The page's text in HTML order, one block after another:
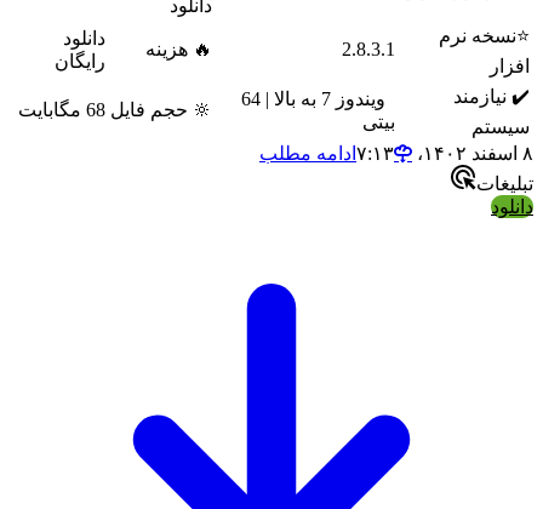
نرم
2.8.3.1 🔥 هزینه
رایگان
ویندوز 7 به بالا | 64
🔆 حجم فایل 68 مگابایت
ادامه مطلب